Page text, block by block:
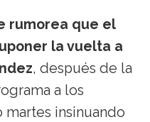
rumorea que el
la vuelta a
, después de la
a los
martes insinuando